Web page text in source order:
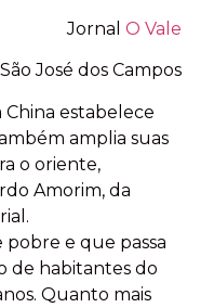
Jornal O Vale
São José dos Campos
estabelece
amplia suas
o oriente,
Amorim, da
pobre e que passa
de habitantes do
Quanto mais